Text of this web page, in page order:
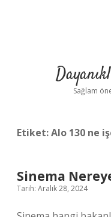
Sağlam
Etiket:Alo 130 ne
Sinema
Tarih: Aralık 28, 2024